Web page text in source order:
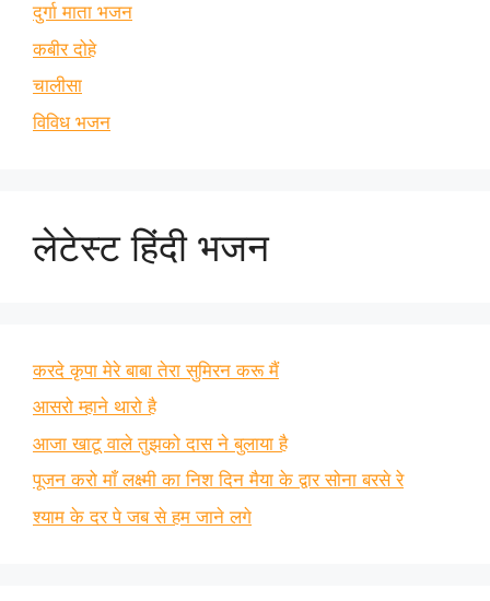
दुर्गा माता भजन
कबीर दोहे
चालीसा
विविध भजन
लेटेस्ट हिंदी भजन
करदे कृपा मेरे बाबा तेरा सुमिरन करू मैं
आसरो म्हाने थारो है
आजा खाटू वाले तुझको दास ने बुलाया है
पूजन करो माँ लक्ष्मी का निश दिन मैया के द्वार सोना बरसे रे
श्याम के दर पे जब से हम जाने लगे